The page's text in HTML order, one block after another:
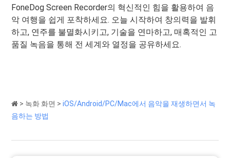
FoneDog Screen Recorder의 혁신적인 힘을 활용하여 음
악 여행을 쉽게 포착하세요. 오늘 시작하여 창의력을 발휘
하고, 연주를 불멸화시키고, 기술을 연마하고, 매혹적인 고
품질 녹음을 통해 전 세계와 열정을 공유하세요.
> 녹화 화면 >iOS/Android/PC/Mac에서 음악을 재생하면서 녹
음하는 방법